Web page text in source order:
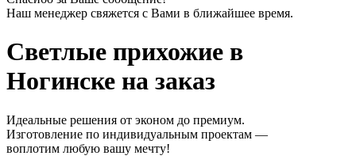
Наш менеджер свяжется с Вами в ближайшее время.
Светлые прихожие в
Ногинске на заказ
Идеальные решения от эконом до премиум.
Изготовление по индивидуальным проектам —
воплотим любую вашу мечту!